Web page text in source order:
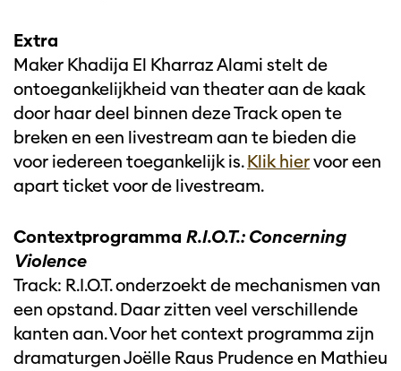
Extra
Maker Khadija El Kharraz Alami stelt de
ontoegankelijkheid van theater aan de kaak
door haar deel binnen deze Track open te
breken en een livestream aan te bieden die
voor iedereen toegankelijk is.Klik hiervoor een
apart ticket voor de livestream.
Contextprogramma R.I.O.T.: Concerning
Violence
Track: R.I.O.T. onderzoekt de mechanismen van
een opstand. Daar zitten veel verschillende
kanten aan. Voor het context programma zijn
dramaturgen Joëlle Raus Prudence en Mathieu